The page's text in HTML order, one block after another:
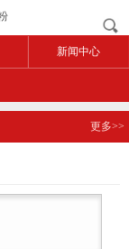
新闻中心
更多>>